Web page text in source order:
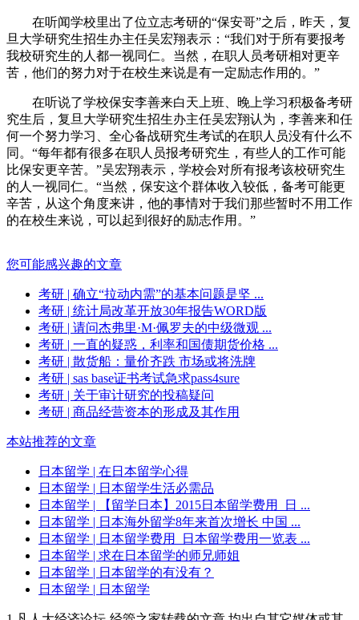
在听闻学校里出了位立志考研的“保安哥”之后，昨天，复
旦大学研究生招生办主任吴宏翔表示：“我们对于所有要报考
我校研究生的人都一视同仁。当然，在职人员考研相对更辛
苦，他们的努力对于在校生来说是有一定励志作用的。”
在听说了学校保安李善来白天上班、晚上学习积极备考研
究生后，复旦大学研究生招生办主任吴宏翔认为，李善来和任
何一个努力学习、全心备战研究生考试的在职人员没有什么不
同。“每年都有很多在职人员报考研究生，有些人的工作可能
比保安更辛苦。”吴宏翔表示，学校会对所有报考该校研究生
的人一视同仁。“当然，保安这个群体收入较低，备考可能更
辛苦，从这个角度来讲，他的事情对于我们那些暂时不用工作
的在校生来说，可以起到很好的励志作用。”
您可能感兴趣的文章
考研 | 确立“拉动内需”的基本问题是坚 ...
考研 | 统计局改革开放30年报告WORD版
考研 | 请问杰弗里·M·佩罗夫的中级微观 ...
考研 | 一直的疑惑，利率和国债期货价格 ...
考研 | 散货船：量价齐跌 市场或将洗牌
考研 | sas base证书考试急求pass4sure
考研 | 关于审计研究的投稿疑问
考研 | 商品经营资本的形成及其作用
本站推荐的文章
日本留学 | 在日本留学心得
日本留学 | 日本留学生活必需品
日本留学 | 【留学日本】2015日本留学费用_日 ...
日本留学 | 日本海外留学8年来首次增长 中国 ...
日本留学 | 日本留学费用_日本留学费用一览表 ...
日本留学 | 求在日本留学的师兄师姐
日本留学 | 日本留学的有没有？
日本留学 | 日本留学